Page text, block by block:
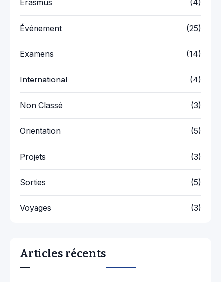
Erasmus (4)
Événement (25)
Examens (14)
International (4)
Non Classé (3)
Orientation (5)
Projets (3)
Sorties (5)
Voyages (3)
Articles récents